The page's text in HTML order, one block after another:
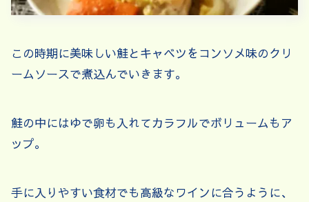
この時期に美味しい鮭とキャベツをコンソメ味のクリ
ームソースで煮込んでいきます。
鮭の中にはゆで卵も入れてカラフルでボリュームもア
ップ。
手に入りやすい食材でも高級なワインに合うように、